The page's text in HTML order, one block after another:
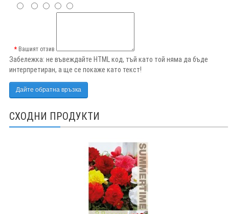
Вашият отзив
Забележка: не въвеждайте HTML код, тъй като той няма да бъде
интерпретиран, а ще се покаже като текст!
Дайте обратна връзка
СХОДНИ ПРОДУКТИ